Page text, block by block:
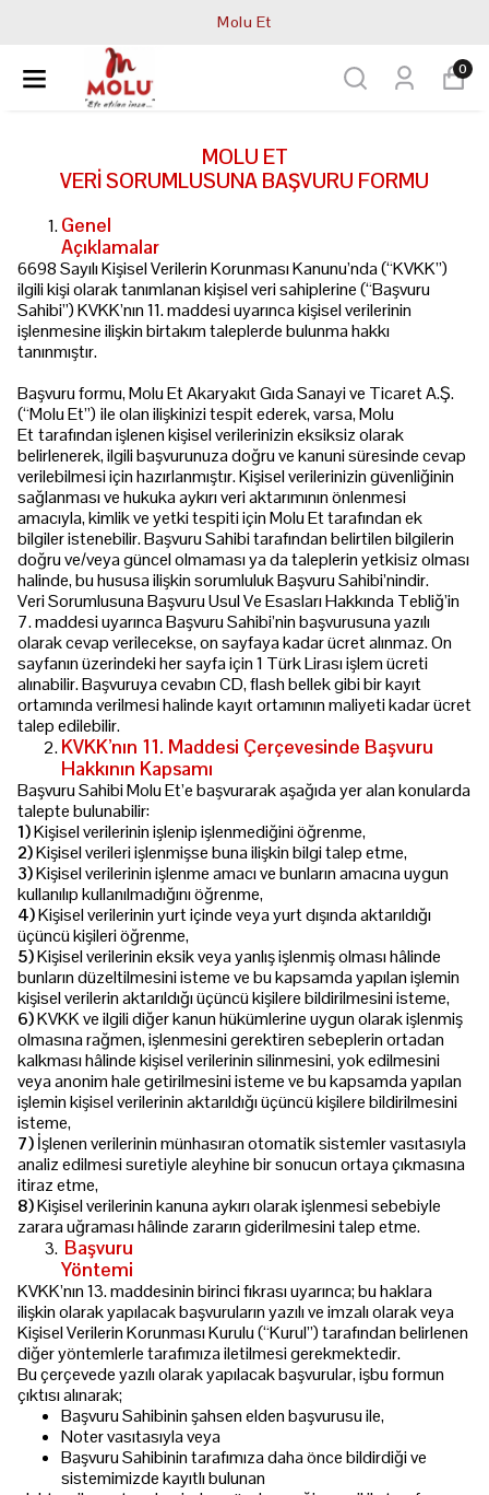
Molu Et
0
MOLU ET
VERİ SORUMLUSUNA BAŞVURU FORMU
Genel
Açıklamalar
6698 Sayılı Kişisel Verilerin Korunması Kanunu’nda (“KVKK”)
ilgili kişi olarak tanımlanan kişisel veri sahiplerine (“Başvuru
Sahibi”) KVKK’nın 11. maddesi uyarınca kişisel verilerinin
işlenmesine ilişkin birtakım taleplerde bulunma hakkı
tanınmıştır.
Başvuru formu, Molu Et Akaryakıt Gıda Sanayi ve Ticaret A.Ş.
(“Molu Et”) ile olan ilişkinizi tespit ederek, varsa, Molu
Ettarafından işlenen kişisel verilerinizin eksiksiz olarak
belirlenerek, ilgili başvurunuza doğru ve kanuni süresinde cevap
verilebilmesi için hazırlanmıştır. Kişisel verilerinizin güvenliğinin
sağlanması ve hukuka aykırı veri aktarımının önlenmesi
amacıyla, kimlik ve yetki tespiti için Molu Et tarafından ek
bilgiler istenebilir. Başvuru Sahibi tarafından belirtilen bilgilerin
doğru ve/veya güncel olmaması ya da taleplerin yetkisiz olması
halinde, bu hususa ilişkin sorumluluk Başvuru Sahibi’nindir.
Veri Sorumlusuna Başvuru Usul Ve Esasları Hakkında Tebliğ’in
7. maddesi uyarınca Başvuru Sahibi’nin başvurusuna yazılı
olarak cevap verilecekse, on sayfaya kadar ücret alınmaz. On
sayfanın üzerindeki her sayfa için 1 Türk Lirası işlem ücreti
alınabilir. Başvuruya cevabın CD, flash bellek gibi bir kayıt
ortamında verilmesi halinde kayıt ortamının maliyeti kadar ücret
talep edilebilir.
KVKK’nın 11. Maddesi Çerçevesinde Başvuru
Hakkının Kapsamı
Başvuru Sahibi Molu Et’e başvurarak aşağıda yer alan konularda
talepte bulunabilir:
1)Kişisel verilerinin işlenip işlenmediğini öğrenme,
2)Kişisel verileri işlenmişse buna ilişkin bilgi talep etme,
3)Kişisel verilerinin işlenme amacı ve bunların amacına uygun
kullanılıp kullanılmadığını öğrenme,
4)Kişisel verilerinin yurt içinde veya yurt dışında aktarıldığı
üçüncü kişileri öğrenme,
5)Kişisel verilerinin eksik veya yanlış işlenmiş olması hâlinde
bunların düzeltilmesini isteme ve bu kapsamda yapılan işlemin
kişisel verilerin aktarıldığı üçüncü kişilere bildirilmesini isteme,
6)KVKK ve ilgili diğer kanun hükümlerine uygun olarak işlenmiş
olmasına rağmen, işlenmesini gerektiren sebeplerin ortadan
kalkması hâlinde kişisel verilerinin silinmesini, yok edilmesini
veya anonim hale getirilmesini isteme ve bu kapsamda yapılan
işlemin kişisel verilerinin aktarıldığı üçüncü kişilere bildirilmesini
isteme,
7)İşlenen verilerinin münhasıran otomatik sistemler vasıtasıyla
analiz edilmesi suretiyle aleyhine bir sonucun ortaya çıkmasına
itiraz etme,
8)Kişisel verilerinin kanuna aykırı olarak işlenmesi sebebiyle
zarara uğraması hâlinde zararın giderilmesini talep etme.
Başvuru
Yöntemi
KVKK’nın 13. maddesinin birinci fıkrası uyarınca; bu haklara
ilişkin olarak yapılacak başvuruların yazılı ve imzalı olarak veya
Kişisel Verilerin Korunması Kurulu (“Kurul”) tarafından belirlenen
diğer yöntemlerle tarafımıza iletilmesi gerekmektedir.
Bu çerçevede yazılı olarak yapılacak başvurular, işbu formun
çıktısı alınarak;
Başvuru Sahibinin şahsen elden başvurusu ile,
Noter vasıtasıyla veya
Başvuru Sahibinin tarafımıza daha önce bildirdiği ve
sistemimizde kayıtlı bulunan